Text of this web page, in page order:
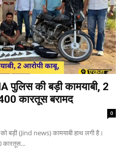
पुलिस की बड़ी कामयाबी, 2
कारतूस बरामद
0
बड़ी (Jind news) कामयाबी हाथ लगी है।
कारतूस...